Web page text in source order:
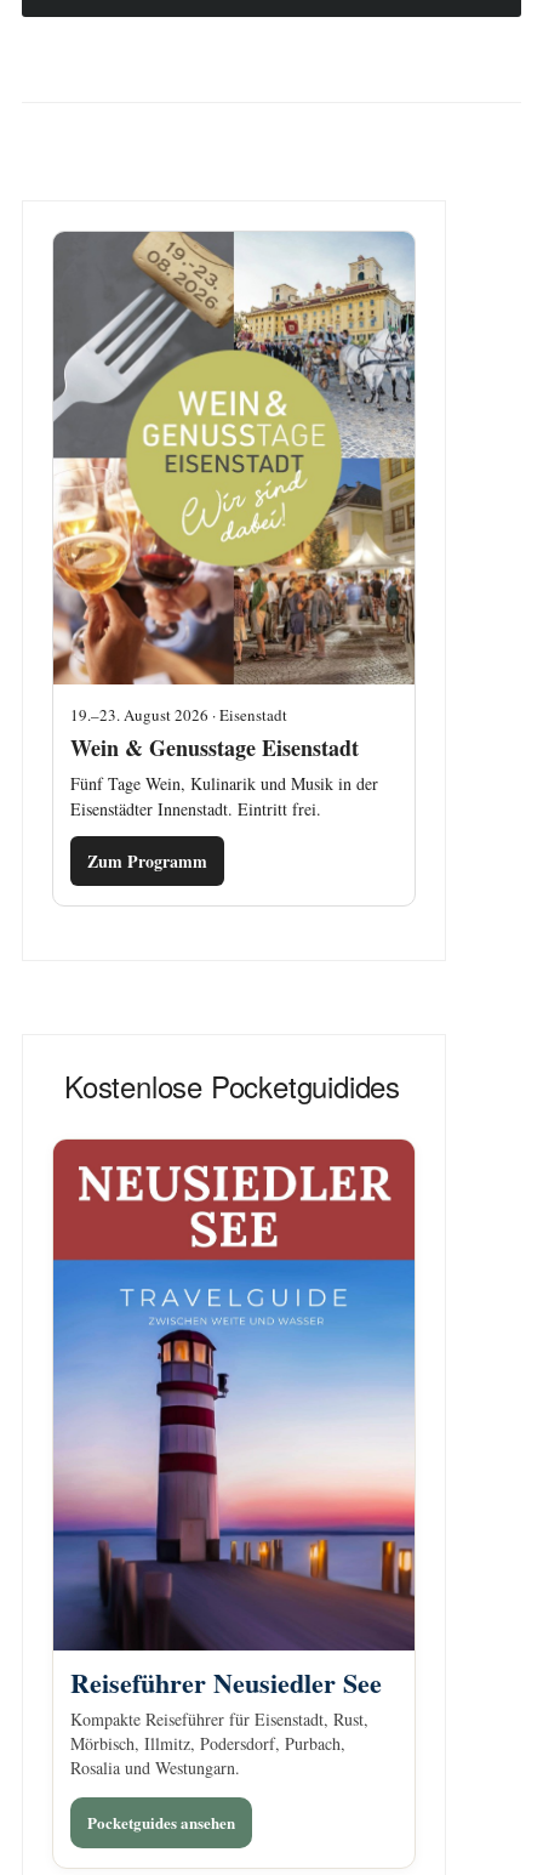
19.–23. August 2026 · Eisenstadt
Wein & Genusstage Eisenstadt
Fünf Tage Wein, Kulinarik und Musik in der
Eisenstädter Innenstadt. Eintritt frei.
Zum Programm
Kostenlose Pocketguidides
Reiseführer Neusiedler See
Kompakte Reiseführer für Eisenstadt, Rust,
Mörbisch, Illmitz, Podersdorf, Purbach,
Rosalia und Westungarn.
Pocketguides ansehen